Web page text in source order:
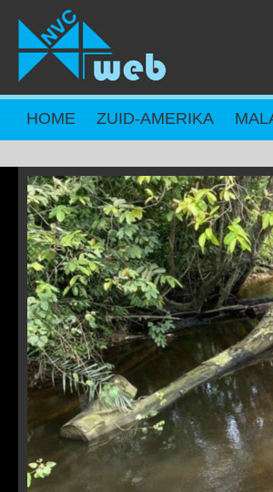
Overslaan en naar de inhoud gaan
HOME ZUID-AMERIKA